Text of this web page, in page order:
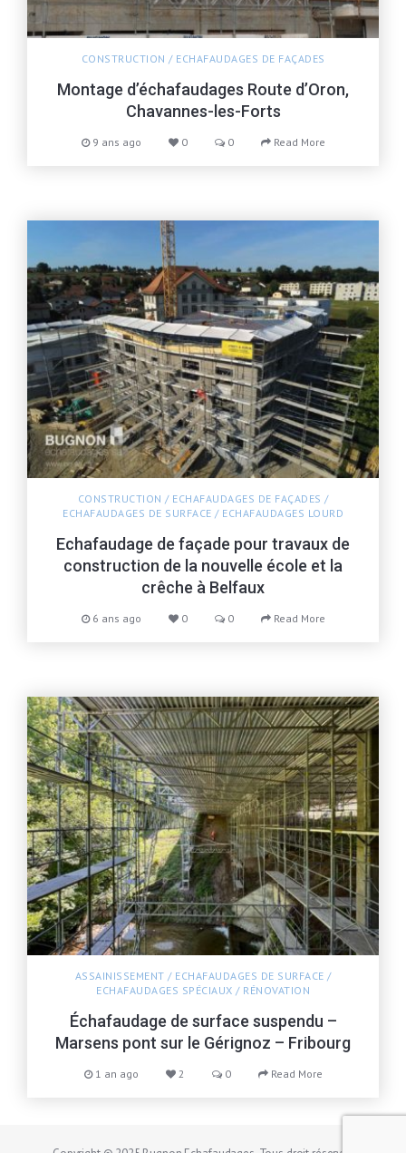
CONSTRUCTION / ECHAFAUDAGES DE FAÇADES
Montage d’échafaudages Route d’Oron,
Chavannes-les-Forts
9 ans ago 0 0 Read More
CONSTRUCTION / ECHAFAUDAGES DE FAÇADES /
ECHAFAUDAGES DE SURFACE / ECHAFAUDAGES LOURD
Echafaudage de façade pour travaux de
construction de la nouvelle école et la
crêche à Belfaux
6 ans ago 0 0 Read More
ASSAINISSEMENT / ECHAFAUDAGES DE SURFACE /
ECHAFAUDAGES SPÉCIAUX / RÉNOVATION
Échafaudage de surface suspendu –
Marsens pont sur le Gérignoz – Fribourg
1 an ago 2 0 Read More